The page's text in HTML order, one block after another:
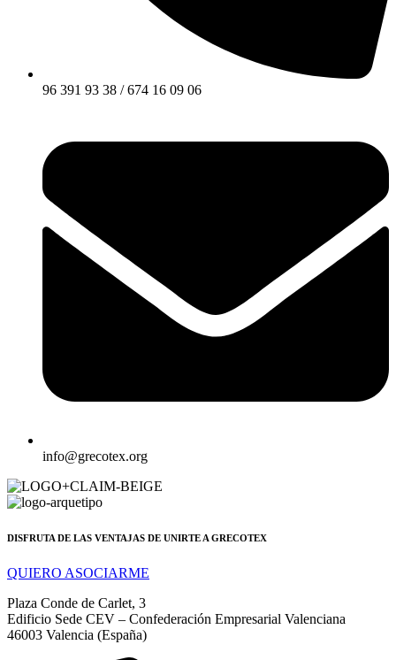
96 391 93 38 / 674 16 09 06
info@grecotex.org
DISFRUTA DE LAS VENTAJAS DE UNIRTE A GRECOTEX
QUIERO ASOCIARME
Plaza Conde de Carlet, 3
Edificio Sede CEV – Confederación Empresarial Valenciana
46003 Valencia (España)